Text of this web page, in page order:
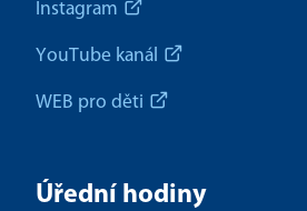
Instagram
YouTube kanál
WEB pro děti
Úřední hodiny